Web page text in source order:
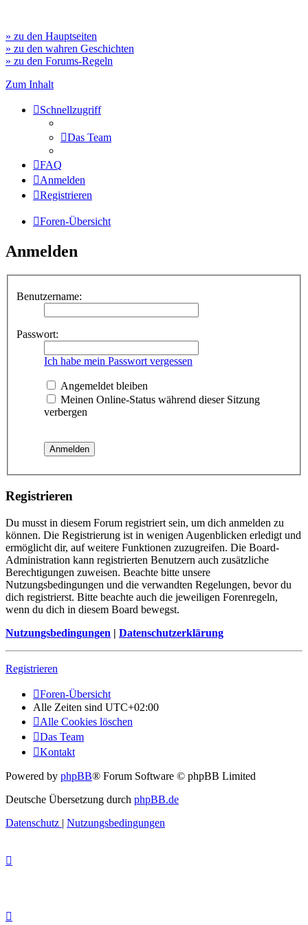
» zu den Hauptseiten
» zu den wahren Geschichten
» zu den Forums-Regeln
Zum Inhalt
Schnellzugriff
Das Team
FAQ
Anmelden
Registrieren
Foren-Übersicht
Anmelden
Benutzername:
Passwort:
Ich habe mein Passwort vergessen
Angemeldet bleiben
Meinen Online-Status während dieser Sitzung
verbergen
Registrieren
Du musst in diesem Forum registriert sein, um dich anmelden zu
können. Die Registrierung ist in wenigen Augenblicken erledigt und
ermöglicht dir, auf weitere Funktionen zuzugreifen. Die Board-
Administration kann registrierten Benutzern auch zusätzliche
Berechtigungen zuweisen. Beachte bitte unsere
Nutzungsbedingungen und die verwandten Regelungen, bevor du
dich registrierst. Bitte beachte auch die jeweiligen Forenregeln,
wenn du dich in diesem Board bewegst.
Nutzungsbedingungen | Datenschutzerklärung
Registrieren
Foren-Übersicht
Alle Zeiten sind UTC+02:00
Alle Cookies löschen
Das Team
Kontakt
Powered by phpBB® Forum Software © phpBB Limited
Deutsche Übersetzung durch phpBB.de
Datenschutz | Nutzungsbedingungen